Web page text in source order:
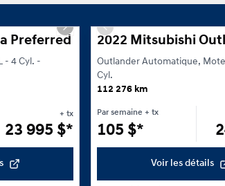
1/23
Next slide
Preferred
- 4 Cyl. -
+ tx
23 995 $*
Previous slide
2022 Mitsubishi
Outlander Automatique,
Cyl.
112 276 km
Par semaine + tx
105 $*
Voir les détails